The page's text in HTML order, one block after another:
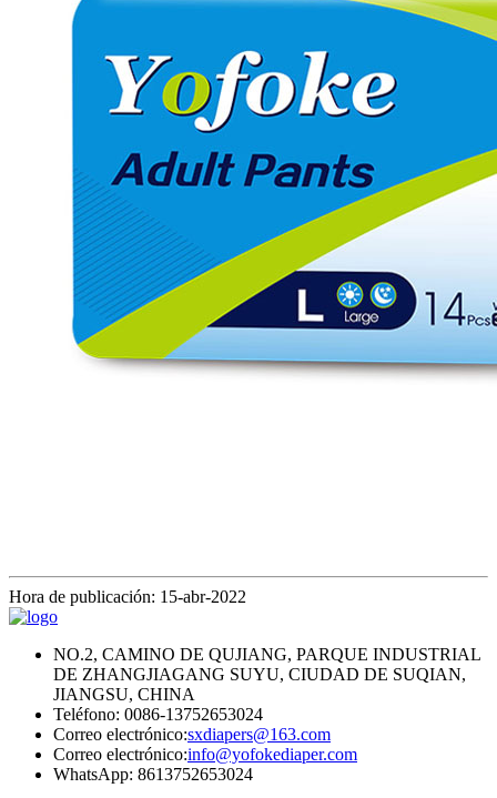
Hora de publicación: 15-abr-2022
NO.2, CAMINO DE QUJIANG, PARQUE INDUSTRIAL
DE ZHANGJIAGANG SUYU, CIUDAD DE SUQIAN,
JIANGSU, CHINA
Teléfono: 0086-13752653024
Correo electrónico:sxdiapers@163.com
Correo electrónico:info@yofokediaper.com
WhatsApp: 8613752653024